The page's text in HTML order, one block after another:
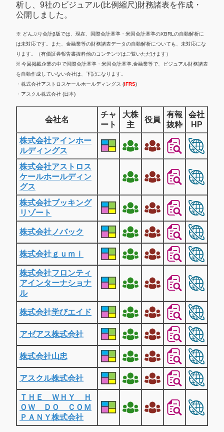
析し、9社のビジュアル(比例縮尺)財務諸表を作成・
公開しました。
※ どんぶり会計β版では、現在、国際会計基準・米国会計基準のXBRLの自動解析に
は未対応です。また、金融業等の財務諸表データの自動解析についても、未対応にな
ります。（有価証券報告書抜粋他のコンテンツはご覧いただけます）
※ 今回掲載企業の中で国際会計基準・米国会計基準,金融業等で、ビジュアル財務諸表
を自動作成していない会社は、下記になります。
・株式会社アストロスケールホールディングス (IFRS)
・アスクル株式会社 (日本)
会社名
チャ
ート
大株
主
役員
有報
抜粋
会社
HP
株式会社アインホー
ルディングス
株式会社アストロス
ケールホールディン
グス
株式会社ブッキング
リゾート
株式会社ノバック
株式会社ｇｕｍｉ
株式会社フロンティ
アインターナショナ
ル
株式会社学びエイド
アゼアス株式会社
株式会社山忠
アスクル株式会社
ＴＨＥ ＷＨＹ Ｈ
ＯＷ ＤＯ ＣＯＭ
ＰＡＮＹ株式会社